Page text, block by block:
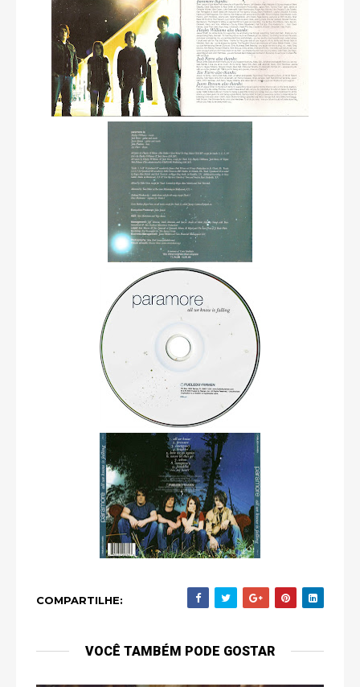
COMPARTILHE:
VOCÊ TAMBÉM PODE GOSTAR